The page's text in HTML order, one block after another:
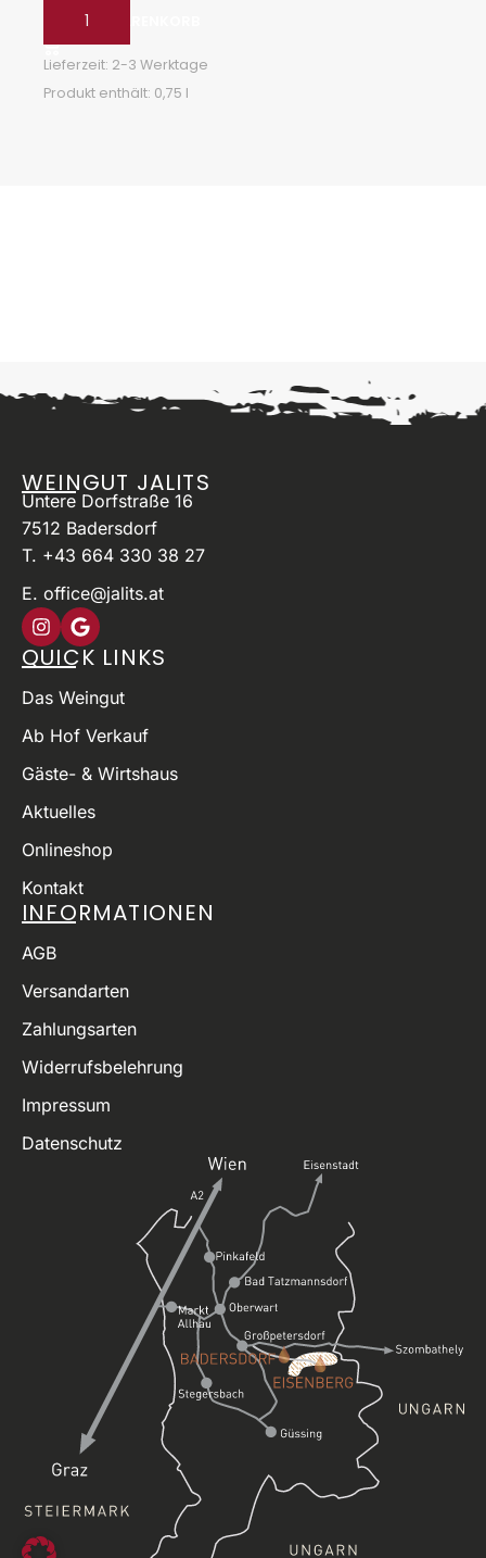
IN DEN WARENKORB
Lieferzeit: 2-3 Werktage
Produkt enthält: 0,75 l
WEINGUT JALITS
Untere Dorfstraße 16
7512 Badersdorf
T. +43 664 330 38 27
E. office@jalits.at
QUICK LINKS
Das Weingut
Ab Hof Verkauf
Gäste- & Wirtshaus
Aktuelles
Onlineshop
Kontakt
INFORMATIONEN
AGB
Versandarten
Zahlungsarten
Widerrufsbelehrung
Impressum
Datenschutz